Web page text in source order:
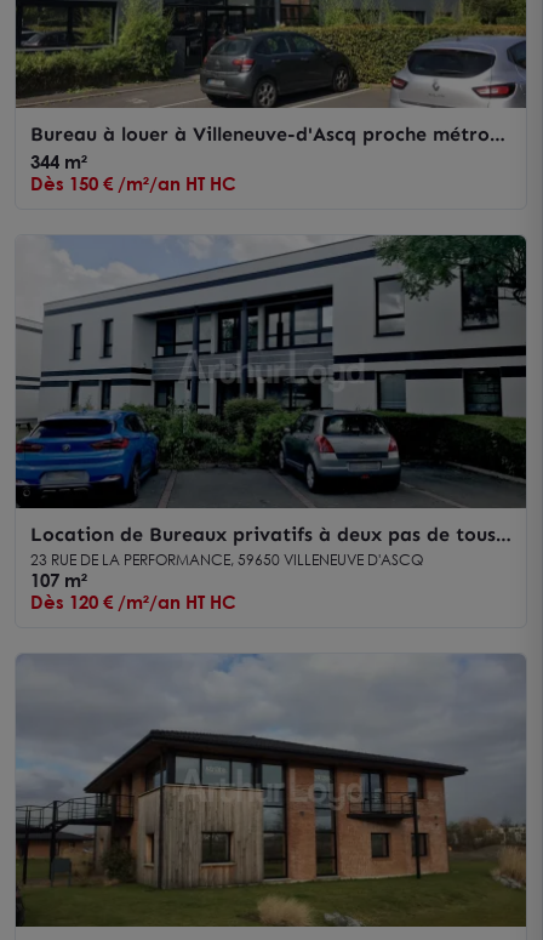
Bureau à louer à Villeneuve-d'Ascq proche métro
avec parking privatif
344 m²
Dès 150 € /m²/an HT HC
Location de Bureaux privatifs à deux pas de tous
commerces et restaurations
23 RUE DE LA PERFORMANCE, 59650 VILLENEUVE D'ASCQ
107 m²
Dès 120 € /m²/an HT HC